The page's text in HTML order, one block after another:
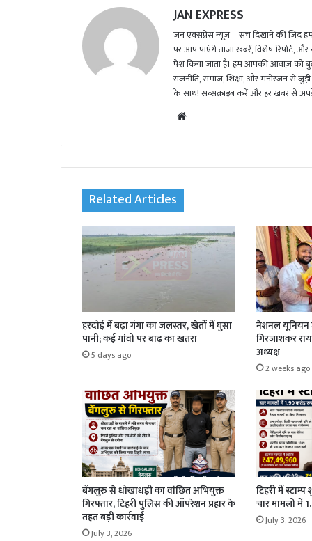
JAN EXPRESS
जन एक्सप्रेस न्यूज़ – सच दिखाने की ज़िद
पर आप पाएंगे ताजा खबरें, विशेष रिपोर्ट, और
पेश किया जाता है। हम आपकी आवाज़ को
राजनीति, समाज, शिक्षा, और मनोरंजन से
के साथ! सब्सक्राइब करें और हर खबर से
te
Related Articles
हरदोई में बढ़ा गंगा का जलस्तर, खेतों में घुसा
पानी; कई गांवों पर बाढ़ का खतरा
5 days ago
नेशनल यूनियन
गिरजाशंकर
अध्यक्ष
2 weeks ago
बेंगलुरु से धोखाधड़ी का वांछित अभियुक्त
गिरफ्तार, टिहरी पुलिस की ऑपरेशन प्रहार के
तहत बड़ी कार्रवाई
July 3, 2026
टिहरी में
चार मामलों में
July 3, 2026